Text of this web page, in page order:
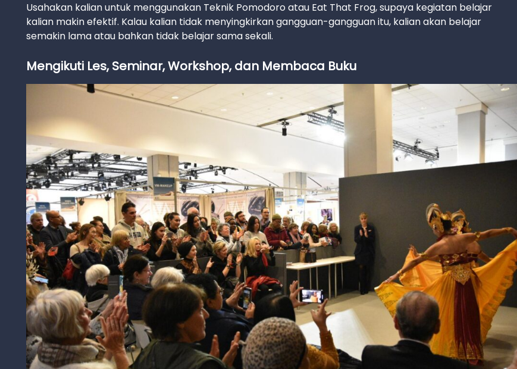
Usahakan kalian untuk menggunakan Teknik Pomodoro atau Eat That Frog, supaya kegiatan belajar
kalian makin efektif. Kalau kalian tidak menyingkirkan gangguan-gangguan itu, kalian akan belajar
semakin lama atau bahkan tidak belajar sama sekali.
Mengikuti Les, Seminar, Workshop, dan Membaca Buku